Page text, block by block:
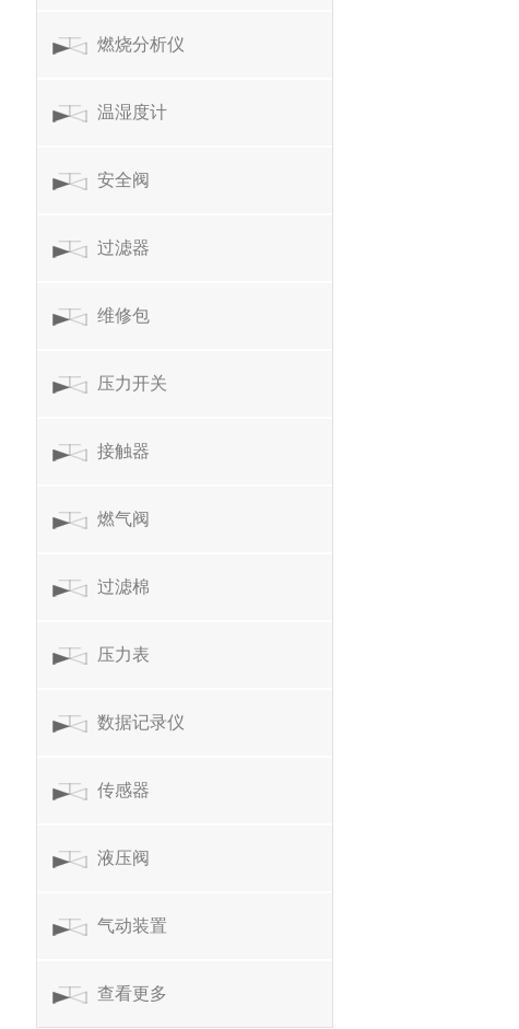
燃烧分析仪
温湿度计
安全阀
过滤器
维修包
压力开关
接触器
燃气阀
过滤棉
压力表
数据记录仪
传感器
液压阀
气动装置
查看更多